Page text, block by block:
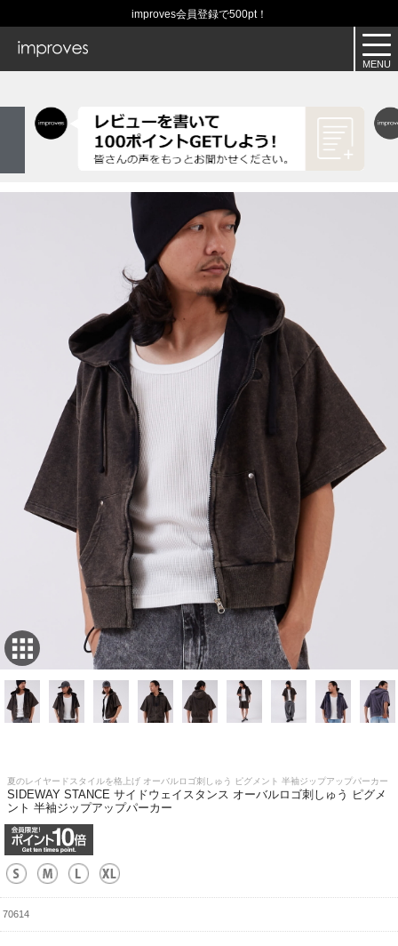
improves会員登録で500pt！
夏のレイヤードスタイルを格上げ オーバルロゴ刺しゅう ピグメント 半袖ジップアップパーカー
SIDEWAY STANCE サイドウェイスタンス オーバルロゴ刺しゅう ピグメ
ント 半袖ジップアップパーカー
70614